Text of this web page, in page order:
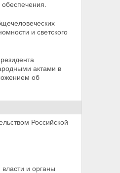
и светского
актами в
об
Российской
и органы